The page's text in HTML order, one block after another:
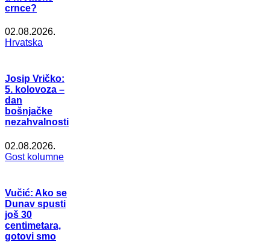
crnce?
02.08.2026.
Hrvatska
Josip Vričko:
5. kolovoza –
dan
bošnjačke
nezahvalnosti
02.08.2026.
Gost kolumne
Vučić: Ako se
Dunav spusti
još 30
centimetara,
gotovi smo